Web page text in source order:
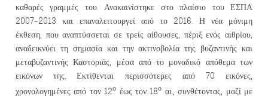
καθαρές γραμμές του. Ανακαινίστηκε στο πλαίσιο του ΕΣΠΑ
2007-2013 και επαναλειτουργεί από το 2016. Η νέα μόνιμη
έκθεση, που αναπτύσσεται σε τρείς αίθουσες, πέριξ ενός αιθρίου,
αναδεικνύει τη σημασία και την ακτινοβολία της βυζαντινής και
μεταβυζαντινής Καστοριάς, μέσα από το μοναδικό απόθεμα των
εικόνων της. Εκτίθενται περισσότερες από 70 εικόνες,
χρονολογημένες από τον 12ο έως τον 18ο αι., συνθέτοντας, μαζί με